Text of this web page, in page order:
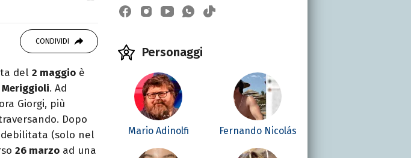
laureata in
scrittura alla
CONDIVIDI
del 2 maggio è
Meriggioli. Ad
Giorgi, più
Dopo
debilitata (solo nel
26 marzo ad una
Personaggi
Mario Adinolfi Fernando Nicolás